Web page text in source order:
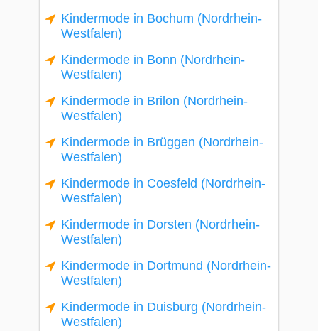
Kindermode in Bochum (Nordrhein-
Westfalen)
Kindermode in Bonn (Nordrhein-
Westfalen)
Kindermode in Brilon (Nordrhein-
Westfalen)
Kindermode in Brüggen (Nordrhein-
Westfalen)
Kindermode in Coesfeld (Nordrhein-
Westfalen)
Kindermode in Dorsten (Nordrhein-
Westfalen)
Kindermode in Dortmund (Nordrhein-
Westfalen)
Kindermode in Duisburg (Nordrhein-
Westfalen)